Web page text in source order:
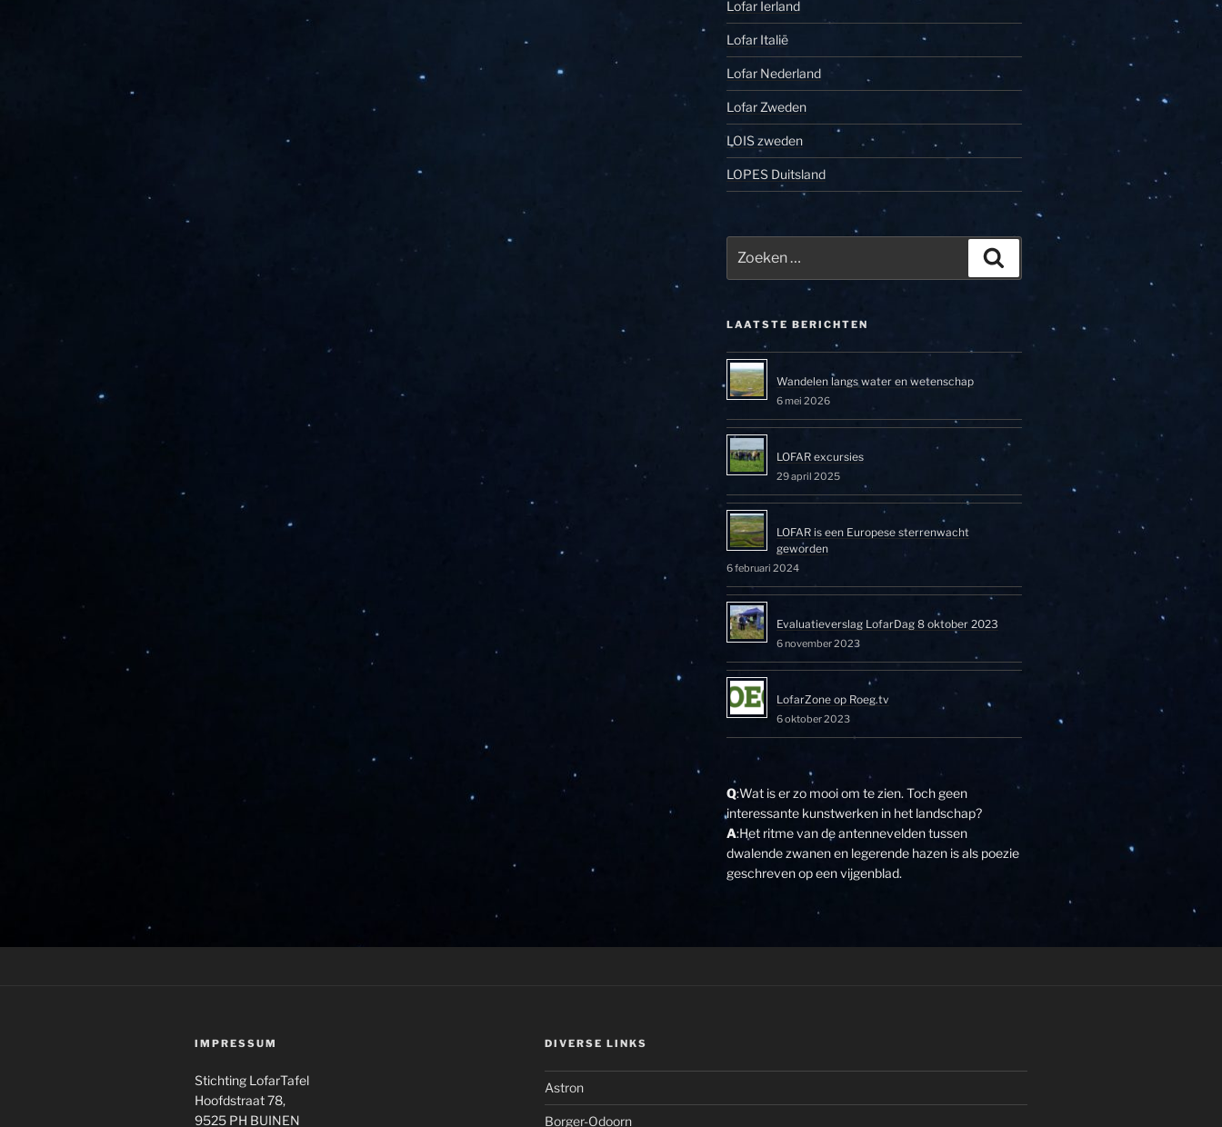
Lofar Ierland
Lofar Italië
Lofar Nederland
Lofar Zweden
LOIS zweden
LOPES Duitsland
naar:
LAATSTE BERICHTEN
Wandelen langs water en wetenschap
6 mei 2026
LOFAR excursies
29 april 2025
LOFAR is een Europese sterrenwacht
geworden
6 februari 2024
Evaluatieverslag LofarDag 8 oktober 2023
6 november 2023
LofarZone op Roeg.tv
6 oktober 2023
Q:Wat is er zo mooi om te zien. Toch geen
interessante kunstwerken in het landschap?
A:Het ritme van de antennevelden tussen
dwalende zwanen en legerende hazen is als poezie
geschreven op een vijgenblad.
IMPRESSUM
Stichting LofarTafel
Hoofdstraat 78,
9525 PH BUINEN
DIVERSE LINKS
Astron
Borger-Odoorn